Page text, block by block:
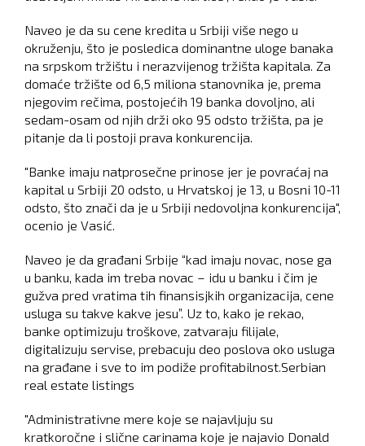
Naveo je da su cene kredita u Srbiji više nego u
okruženju, što je posledica dominantne uloge banaka
na srpskom tržištu i nerazvijenog tržišta kapitala. Za
domaće tržište od 6,5 miliona stanovnika je, prema
njegovim rečima, postojećih 19 banka dovoljno, ali
sedam-osam od njih drži oko 95 odsto tržišta, pa je
pitanje da li postoji prava konkurencija.
"Banke imaju natprosečne prinose jer je povraćaj na
kapital u Srbiji 20 odsto, u Hrvatskoj je 13, u Bosni 10-11
odsto, što znači da je u Srbiji nedovoljna konkurencija",
ocenio je Vasić.
Naveo je da građani Srbije “kad imaju novac, nose ga
u banku, kada im treba novac – idu u banku i čim je
gužva pred vratima tih finansisjkih organizacija, cene
usluga su takve kakve jesu”. Uz to, kako je rekao,
banke optimizuju troškove, zatvaraju filijale,
digitalizuju servise, prebacuju deo poslova oko usluga
na građane i sve to im podiže profitabilnost.Serbian
real estate listings
"Administrativne mere koje se najavljuju su
kratkoročne i slične carinama koje je najavio Donald